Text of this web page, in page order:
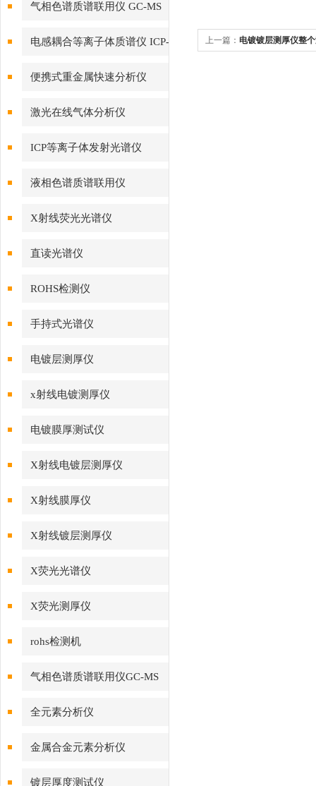
气相色谱质谱联用仪 GC-MS
电感耦合等离子体质谱仪 ICP-
MS
便携式重金属快速分析仪
激光在线气体分析仪
ICP等离子体发射光谱仪
液相色谱质谱联用仪
X射线荧光光谱仪
直读光谱仪
ROHS检测仪
手持式光谱仪
电镀层测厚仪
x射线电镀测厚仪
电镀膜厚测试仪
X射线电镀层测厚仪
X射线膜厚仪
X射线镀层测厚仪
X荧光光谱仪
X荧光测厚仪
rohs检测机
气相色谱质谱联用仪GC-MS
全元素分析仪
金属合金元素分析仪
镀层厚度测试仪
上一篇： 电镀镀层测厚仪整